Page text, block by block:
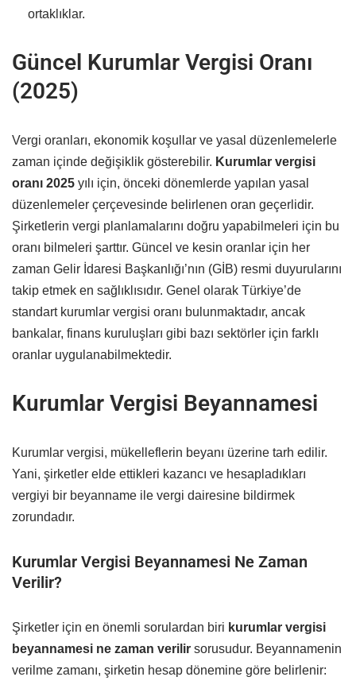
ortaklıklar.
Güncel Kurumlar Vergisi Oranı
(2025)
Vergi oranları, ekonomik koşullar ve yasal düzenlemelerle
zaman içinde değişiklik gösterebilir. Kurumlar vergisi
oranı 2025 yılı için, önceki dönemlerde yapılan yasal
düzenlemeler çerçevesinde belirlenen oran geçerlidir.
Şirketlerin vergi planlamalarını doğru yapabilmeleri için bu
oranı bilmeleri şarttır. Güncel ve kesin oranlar için her
zaman Gelir İdaresi Başkanlığı’nın (GİB) resmi duyurularını
takip etmek en sağlıklısıdır. Genel olarak Türkiye’de
standart kurumlar vergisi oranı bulunmaktadır, ancak
bankalar, finans kuruluşları gibi bazı sektörler için farklı
oranlar uygulanabilmektedir.
Kurumlar Vergisi Beyannamesi
Kurumlar vergisi, mükelleflerin beyanı üzerine tarh edilir.
Yani, şirketler elde ettikleri kazancı ve hesapladıkları
vergiyi bir beyanname ile vergi dairesine bildirmek
zorundadır.
Kurumlar Vergisi Beyannamesi Ne Zaman
Verilir?
Şirketler için en önemli sorulardan biri kurumlar vergisi
beyannamesi ne zaman verilir sorusudur. Beyannamenin
verilme zamanı, şirketin hesap dönemine göre belirlenir: